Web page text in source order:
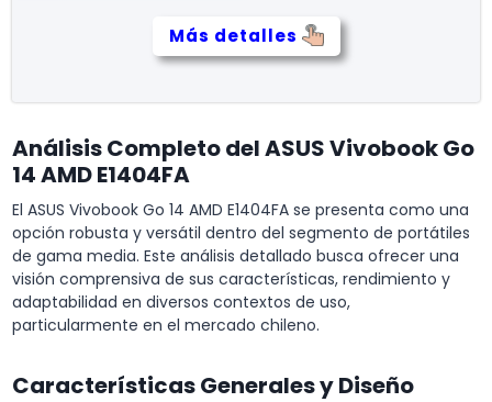
Más detalles
Análisis Completo del ASUS Vivobook Go
14 AMD E1404FA
El ASUS Vivobook Go 14 AMD E1404FA se presenta como una
opción robusta y versátil dentro del segmento de portátiles
de gama media. Este análisis detallado busca ofrecer una
visión comprensiva de sus características, rendimiento y
adaptabilidad en diversos contextos de uso,
particularmente en el mercado chileno.
Características Generales y Diseño